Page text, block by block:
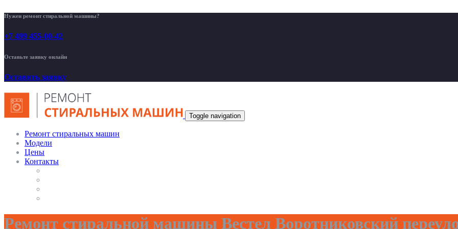
Нужен ремонт стиральной машины?
+7 499 455-00-42
Оставьте заявку онлайн
Оставить заявку
Toggle navigation
Ремонт стиральных машин
Модели
Цены
Контакты
Ремонт стиральной машины Вестел Воротниковский